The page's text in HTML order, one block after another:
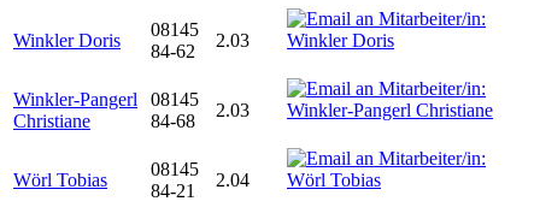
Winkler Doris
08145
84-62
2.03
Winkler-Pangerl
Christiane
08145
84-68
2.03
Wörl Tobias
08145
84-21
2.04